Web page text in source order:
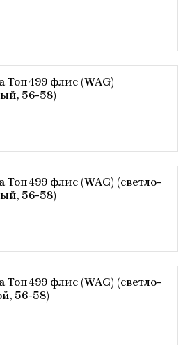
флис (WAG)
56-58)
флис (WAG) (светло-
56-58)
флис (WAG) (светло-
56-58)